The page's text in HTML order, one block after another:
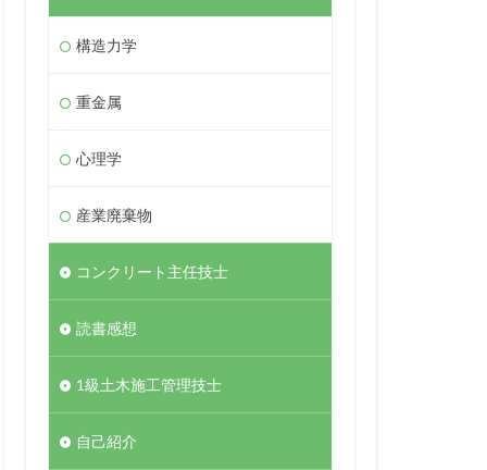
構造力学
重金属
心理学
産業廃棄物
コンクリート主任技士
読書感想
1級土木施工管理技士
自己紹介